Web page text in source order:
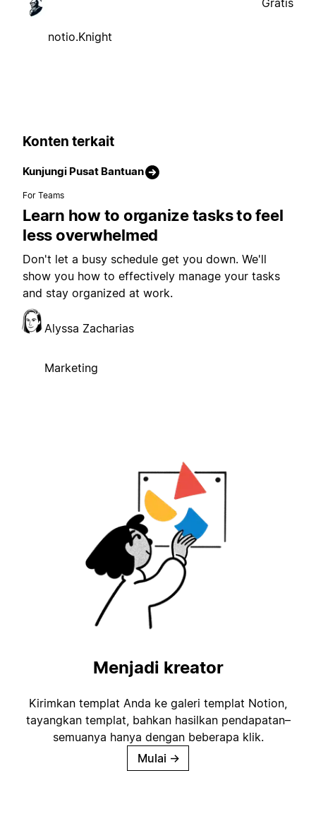
notio.Knight
Konten terkait
Kunjungi Pusat Bantuan
For Teams
Learn how to organize tasks to feel
less overwhelmed
Don't let a busy schedule get you down. We'll
show you how to effectively manage your tasks
and stay organized at work.
Alyssa Zacharias
Marketing
Menjadi kreator
Kirimkan templat Anda ke galeri templat Notion,
tayangkan templat, bahkan hasilkan pendapatan–
semuanya hanya dengan beberapa klik.
Mulai →